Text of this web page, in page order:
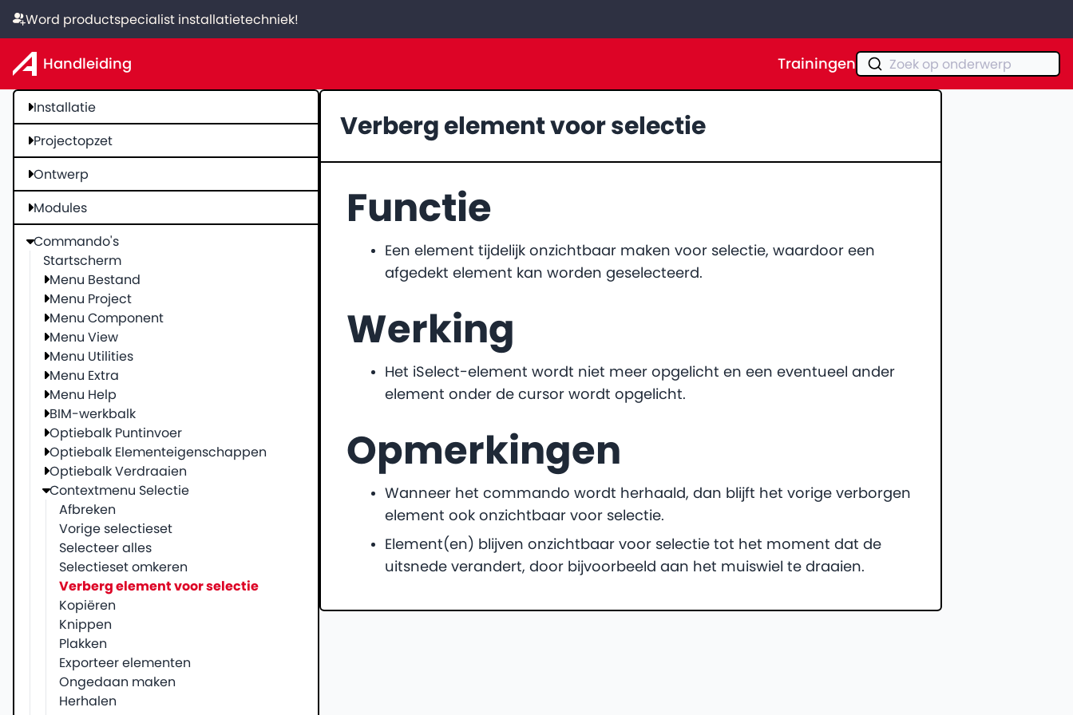
Word productspecialist installatietechniek!
Handleiding Trainingen Zoek op onderwerp
Installatie
Projectopzet
Ontwerp
Modules
Commando's
Startscherm
Menu Bestand
Menu Project
Menu Component
Menu View
Menu Utilities
Menu Extra
Menu Help
BIM-werkbalk
Optiebalk Puntinvoer
Optiebalk Elementeigenschappen
Optiebalk Verdraaien
Contextmenu Selectie
Afbreken
Vorige selectieset
Selecteer alles
Selectieset omkeren
Verberg element voor selectie
Kopiëren
Knippen
Plakken
Exporteer elementen
Ongedaan maken
Herhalen
Verberg element voor selectie
Functie
Een element tijdelijk onzichtbaar maken voor selectie, waardoor een
afgedekt element kan worden geselecteerd.
Werking
Het iSelect-element wordt niet meer opgelicht en een eventueel ander
element onder de cursor wordt opgelicht.
Opmerkingen
Wanneer het commando wordt herhaald, dan blijft het vorige verborgen
element ook onzichtbaar voor selectie.
Element(en) blijven onzichtbaar voor selectie tot het moment dat de
uitsnede verandert, door bijvoorbeeld aan het muiswiel te draaien.